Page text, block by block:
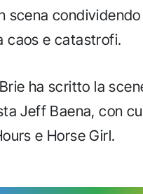
scena
caos e catastrofi.
ha scritto la
Jeff Baena, con
e Horse Girl.